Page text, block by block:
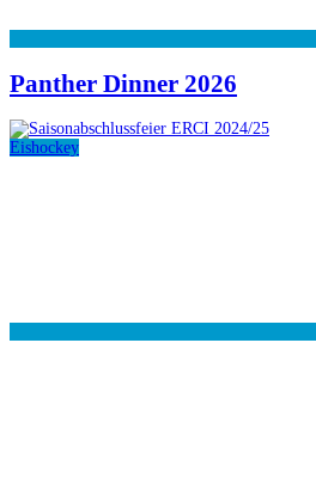
Panther Dinner 2026
Eishockey